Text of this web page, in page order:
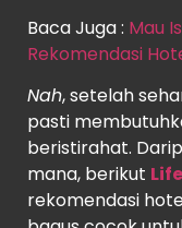
Baca Juga : Mau
Rekomendasi
Nah, setelah
pasti
beristirahat.
mana, berikut
rekomendasi